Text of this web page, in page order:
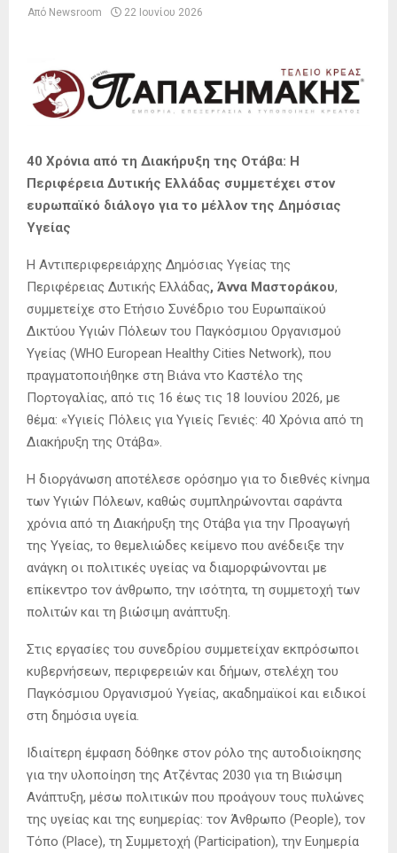
Από Newsroom 22 Ιουνίου 2026
40 Χρόνια από τη Διακήρυξη της Οτάβα: Η
Περιφέρεια Δυτικής Ελλάδας συμμετέχει στον
ευρωπαϊκό διάλογο για το μέλλον της Δημόσιας
Υγείας
Η Αντιπεριφερειάρχης Δημόσιας Υγείας της
Περιφέρειας Δυτικής Ελλάδας, Άννα Μαστοράκου,
συμμετείχε στο Ετήσιο Συνέδριο του Ευρωπαϊκού
Δικτύου Υγιών Πόλεων του Παγκόσμιου Οργανισμού
Υγείας (WHO European Healthy Cities Network), που
πραγματοποιήθηκε στη Βιάνα ντο Καστέλο της
Πορτογαλίας, από τις 16 έως τις 18 Ιουνίου 2026, με
θέμα: «Υγιείς Πόλεις για Υγιείς Γενιές: 40 Χρόνια από τη
Διακήρυξη της Οτάβα».
Η διοργάνωση αποτέλεσε ορόσημο για το διεθνές κίνημα
των Υγιών Πόλεων, καθώς συμπληρώνονται σαράντα
χρόνια από τη Διακήρυξη της Οτάβα για την Προαγωγή
της Υγείας, το θεμελιώδες κείμενο που ανέδειξε την
ανάγκη οι πολιτικές υγείας να διαμορφώνονται με
επίκεντρο τον άνθρωπο, την ισότητα, τη συμμετοχή των
πολιτών και τη βιώσιμη ανάπτυξη.
Στις εργασίες του συνεδρίου συμμετείχαν εκπρόσωποι
κυβερνήσεων, περιφερειών και δήμων, στελέχη του
Παγκόσμιου Οργανισμού Υγείας, ακαδημαϊκοί και ειδικοί
στη δημόσια υγεία.
Ιδιαίτερη έμφαση δόθηκε στον ρόλο της αυτοδιοίκησης
για την υλοποίηση της Ατζέντας 2030 για τη Βιώσιμη
Ανάπτυξη, μέσω πολιτικών που προάγουν τους πυλώνες
της υγείας και της ευημερίας: τον Άνθρωπο (People), τον
Τόπο (Place), τη Συμμετοχή (Participation), την Ευημερία